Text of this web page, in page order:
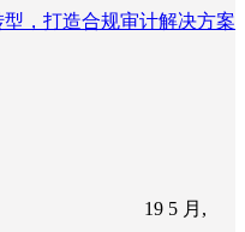
，打造合规审计解决方案
19 5 月,